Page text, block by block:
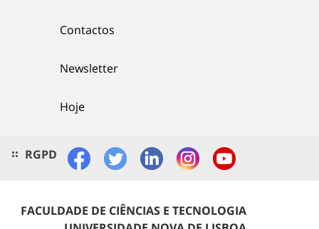
Contactos
Newsletter
Hoje
RGPD
FACULDADE DE CIÊNCIAS E TECNOLOGIA